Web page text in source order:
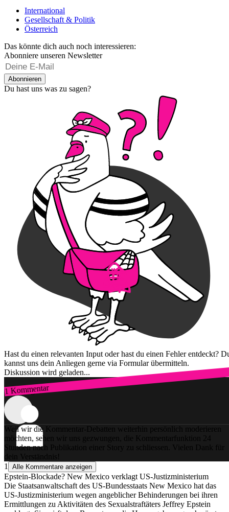
International
Gesellschaft & Politik
Österreich
Das könnte dich auch noch interessieren:
Abonniere unseren Newsletter
Abonnieren
Du hast uns was zu sagen?
Hast du einen relevanten Input oder hast du einen Fehler entdeckt?
kannst uns dein Anliegen gerne via Formular übermitteln.
Diskussion wird geladen...
1 Kommentar
Zum Login
Weil wir die Kommentar-Debatten weiterhin persönlich moderieren
möchten, sehen wir uns gezwungen, die Kommentarfunktion 24
Stunden nach Publikation einer Story zu schliessen. Vielen Dank für
dein Verständnis!
1
Alle Kommentare anzeigen
Epstein-Blockade? New Mexico verklagt US-Justizministerium
Die Staatsanwaltschaft des US-Bundesstaats New Mexico hat das
US-Justizministerium wegen angeblicher Behinderungen bei ihren
Ermittlungen zu Aktivitäten des Sexualstraftäters Jeffrey Epstein